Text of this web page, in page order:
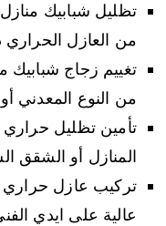
تظليل شبابيك منازل
من العازل الحراري
تغييم زجاج شبابيك
من النوع المعدني
المنازل أو الشقق
تركيب عازل حراري
عالية على ايدي